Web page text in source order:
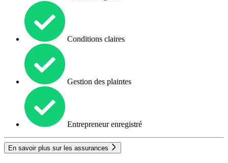
Conditions claires
Gestion des plaintes
Entrepreneur enregistré
En savoir plus sur les assurances